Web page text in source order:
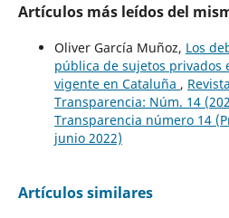
Artículos más leídos del
Oliver García Muñoz, Los
pública de sujetos
vigente en Cataluña ,
Transparencia: Núm. 14
Transparencia número 14
junio 2022)
Artículos similares